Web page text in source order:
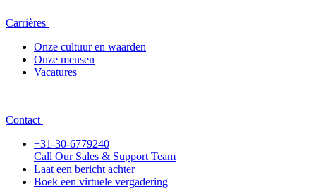
Carrières
Onze cultuur en waarden
Onze mensen
Vacatures
Contact
+31-30-6779240
Call Our Sales & Support Team
Laat een bericht achter
Boek een virtuele vergadering